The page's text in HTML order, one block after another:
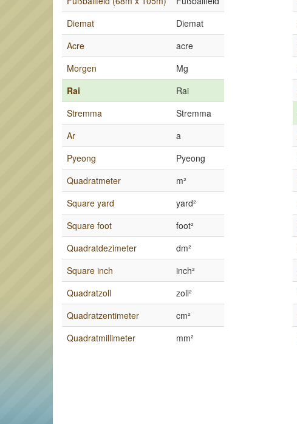
Diemat
Diemat
Acre
acre
Morgen
Mg
Rai
Rai
Stremma
Stremma
Ar
a
Pyeong
Pyeong
Quadratmeter
m²
Square yard
yard²
Square foot
foot²
Quadratdezimeter
dm²
Square inch
inch²
Quadratzoll
zoll²
Quadratzentimeter
cm²
Quadratmillimeter
mm²